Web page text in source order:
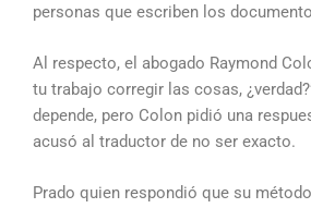
personas que escriben los
Al respecto, el abogado Raymond
tu trabajo corregir las cosas,
depende, pero Colon pidió una
acusó al traductor de no ser exacto.
Prado quien respondió que su